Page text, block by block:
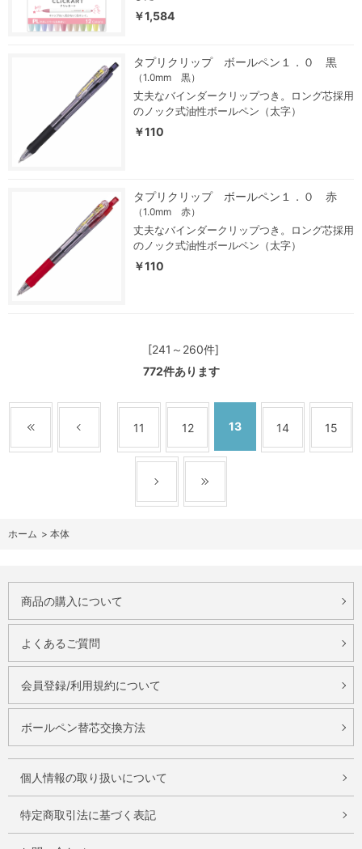
￥1,584
タプリクリップ ボールペン１．０ 黒
（1.0mm 黒）
丈夫なバインダークリップつき。ロング芯採用
のノック式油性ボールペン（太字）
￥110
タプリクリップ ボールペン１．０ 赤
（1.0mm 赤）
丈夫なバインダークリップつき。ロング芯採用
のノック式油性ボールペン（太字）
￥110
[241～260件]
772件あります
11 12 13 14 15
ホーム > 本体
商品の購入について
よくあるご質問
会員登録/利用規約について
ボールペン替芯交換方法
個人情報の取り扱いについて
特定商取引法に基づく表記